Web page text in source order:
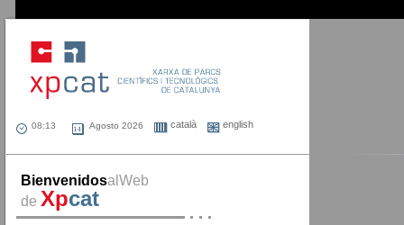
Agosto 2026 català english
BienvenidosalWeb
de Xpcat